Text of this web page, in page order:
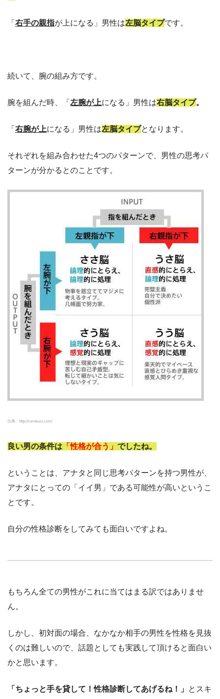
「 右手の親指が上になる」男性は左脳タイプです。
続いて、腕の組み方です。
腕を組んだ時、「 左腕が上になる」男性は右脳タイプ。
「 右腕が上になる」男性は左脳タイプとなります。
それぞれを組み合わせた4つのパターンで、男性の思考パ
ターンが分かるとのことです。
出典：http://corobuzz.com/
良い男の条件は 「性格が合う」 でしたね。
ということは、アナタと同じ思考パターンを持つ男性が、
アナタにとっての「イイ男」である可能性が高いというこ
とです。
自分の性格診断をしてみても面白いですよね。
もちろん全ての男性がこれに当てはまる訳ではありませ
ん。
しかし、初対面の場合、なかなか相手の男性を性格を見抜
くのは難しいので、話題としても実践して頂けると面白い
かと思います。
「ちょっと手を貸して！性格診断してあげるね！」 とスキ